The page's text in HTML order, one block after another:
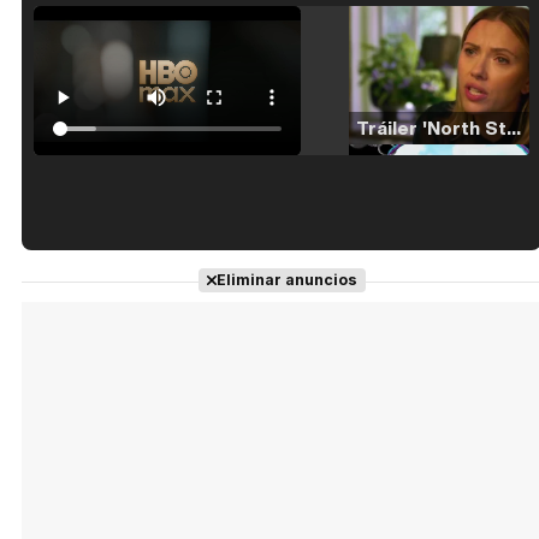
Tráiler 'North Star' (2023)
Eliminar anuncios